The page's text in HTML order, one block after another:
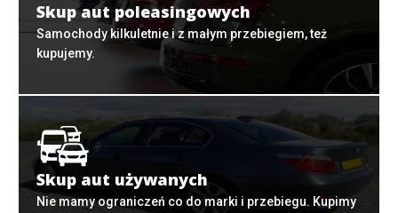
Skup aut poleasingowych
Samochody kilkuletnie i z małym przebiegiem, też
kupujemy.
Skup aut używanych
Nie mamy ograniczeń co do marki i przebiegu. Kupimy